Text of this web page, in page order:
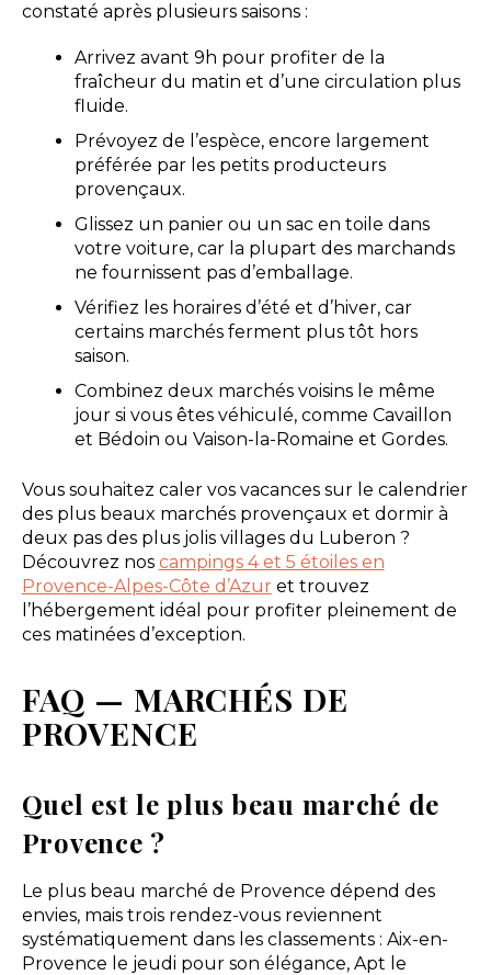
constaté après plusieurs saisons :
Arrivez avant 9h pour profiter de la
fraîcheur du matin et d’une circulation plus
fluide.
Prévoyez de l’espèce, encore largement
préférée par les petits producteurs
provençaux.
Glissez un panier ou un sac en toile dans
votre voiture, car la plupart des marchands
ne fournissent pas d’emballage.
Vérifiez les horaires d’été et d’hiver, car
certains marchés ferment plus tôt hors
saison.
Combinez deux marchés voisins le même
jour si vous êtes véhiculé, comme Cavaillon
et Bédoin ou Vaison-la-Romaine et Gordes.
Vous souhaitez caler vos vacances sur le calendrier
des plus beaux marchés provençaux et dormir à
deux pas des plus jolis villages du Luberon ?
Découvrez nos campings 4 et 5 étoiles en
Provence-Alpes-Côte d’Azuret trouvez
l’hébergement idéal pour profiter pleinement de
ces matinées d’exception.
FAQ — MARCHÉS DE
PROVENCE
Quel est le plus beau marché de
Provence ?
Le plus beau marché de Provence dépend des
envies, mais trois rendez-vous reviennent
systématiquement dans les classements : Aix-en-
Provence le jeudi pour son élégance, Apt le